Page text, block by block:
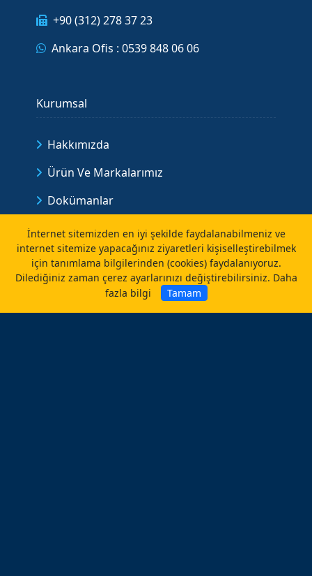
+90 (312) 278 37 23
Ankara Ofis : 0539 848 06 06
Kurumsal
Hakkımızda
Ürün Ve Markalarımız
Dokümanlar
Bize Ulaşın
Formlar
İnternet sitemizden en iyi şekilde faydalanabilmeniz ve
internet sitemize yapacağınız ziyaretleri kişiselleştirebilmek
için tanımlama bilgilerinden (cookies) faydalanıyoruz.
Dilediğiniz zaman çerez ayarlarınızı değiştirebilirsiniz. Daha
fazla bilgi
Tamam